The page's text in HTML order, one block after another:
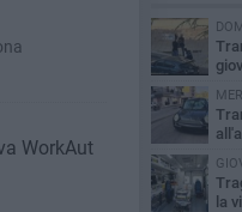
WorkAut
la